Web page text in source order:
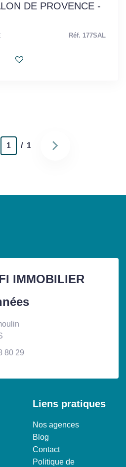
DE PROVENCE -
Réf. 177SAL
1 / 1
IMMOBILIER
80 29
Liens pratiques
Nos agences
Blog
Contact
Politique de